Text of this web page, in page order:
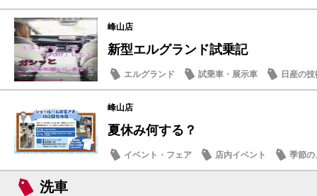
峰山店
新型エルグランド試乗記
エルグランド 試乗車・展示車
日産の技
スタッフ紹介
峰山店
夏休み何する？
イベント・フェア 店内イベント
季節の
話題の情報
洗車